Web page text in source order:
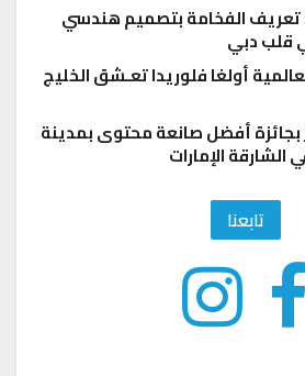
تعريف الفخامة بتصميم هندسي
قلب دبي
أولغا فلوريدا تعـشق الخليج
أفضل صانعة محتوى بمدينة
الإمارات
تابعنا